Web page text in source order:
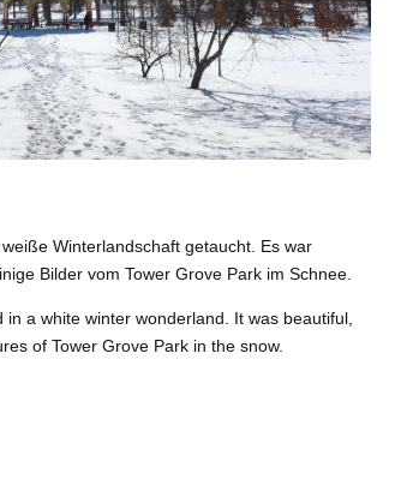
Winterlandschaft getaucht. Es war
Bilder vom Tower Grove Park im Schnee.
a white winter wonderland. It was beautiful,
of Tower Grove Park in the snow.